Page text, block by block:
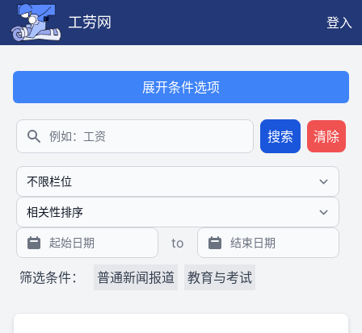
工劳网
登入
展开条件选项
搜索
搜索 清除
to
筛选条件： 普通新闻报道 教育与考试